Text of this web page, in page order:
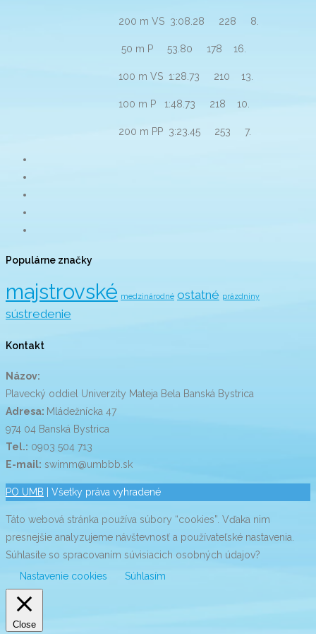
200 m VS 3:08.28 228 8.
50 m P 53.80 178 16.
100 m VS 1:28.73 210 13.
100 m P 1:48.73 218 10.
200 m PP 3:23.45 253 7.
Populárne značky
majstrovské medzinárodné ostatné prázdniny
sústredenie
Kontakt
Názov:
Plavecký oddiel Univerzity Mateja Bela Banská Bystrica
Adresa: Mládežnícka 47
974 04 Banská Bystrica
Tel.: 0903 504 713
E-mail: swimm@umbbb.sk
PO UMB | Všetky práva vyhradené
Táto webová stránka používa súbory “cookies”. Vďaka nim
presnejšie analyzujeme návštevnosť a používateľské nastavenia.
Súhlasíte so spracovaním súvisiacich osobných údajov?
Nastavenie cookies
Súhlasím
Close